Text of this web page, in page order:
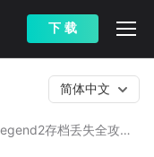
下 载
存档丢失全攻
简体中文